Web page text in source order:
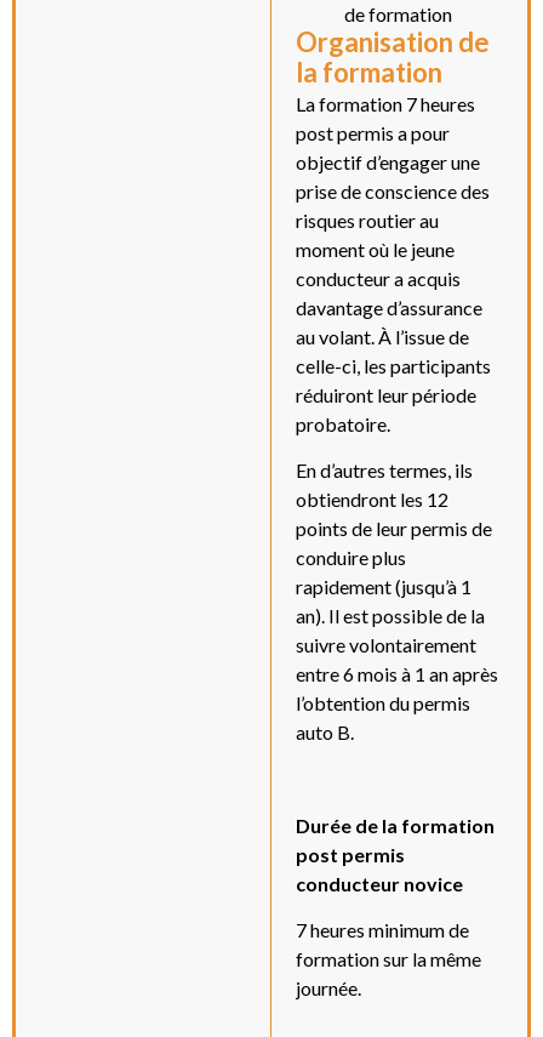
de formation
Organisation de
la formation
La formation 7 heures
post permis a pour
objectif d’engager une
prise de conscience des
risques routier au
moment où le jeune
conducteur a acquis
davantage d’assurance
au volant. À l’issue de
celle-ci, les participants
réduiront leur période
probatoire.
En d’autres termes, ils
obtiendront les 12
points de leur permis de
conduire plus
rapidement (jusqu’à 1
an). Il est possible de la
suivre volontairement
entre 6 mois à 1 an après
l’obtention du permis
auto B.
Durée de la formation
post permis
conducteur novice
7 heures minimum de
formation sur la même
journée.